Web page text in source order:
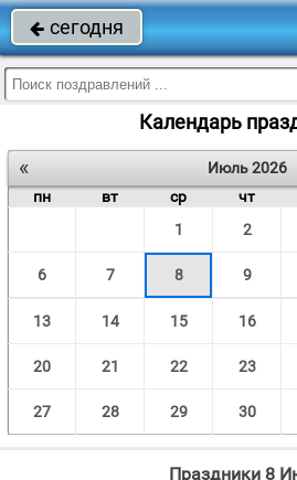
 сегодня
Календарь
«
Июль 2026
пн
вт ср чт
1
2
6 7 8 9
13 14 15 16
20 21 22 23
27 28 29 30
Праздники 8